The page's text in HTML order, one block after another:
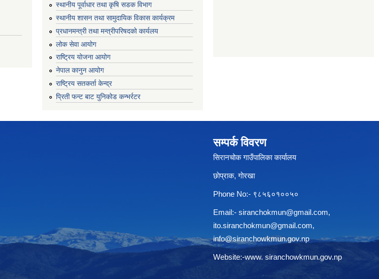
स्थानीय पूर्वाधार तथा कृषि सडक विभाग
स्थानीय शासन तथा सामुदायिक विकास कार्यक्रम
प्रधानमन्त्री तथा मन्त्रीपरिषदको कार्यलय
लोक सेवा आयोग
राष्ट्रिय योजना आयोग
नेपाल कानुन आयोग
राष्ट्रिय सतकर्ता केन्द्र
प्रिती फन्ट बाट युनिकोड कन्भर्रटर
सम्पर्क विवरण
सिरानचोक गाउँपालिका कार्यालय
छाेप्राक, गाेरखा
Phone No:- ९८५६०१००५०
Email:- siranchokmun@gmail.com,
ito.siranchokmun@gmail.com,
info@siranchowkmun.gov.np
Website:-www. siranchowkmun.gov.np